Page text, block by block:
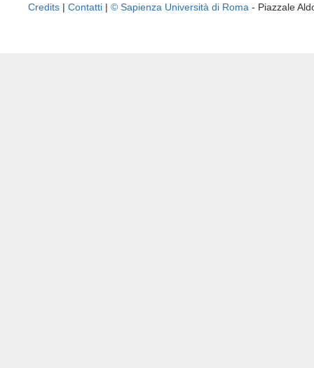
Credits | Contatti | © Sapienza Università di Roma - Piazzale